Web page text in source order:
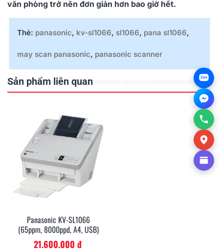
văn phòng trở nên đơn giản hơn bao giờ hết.
Thẻ: panasonic, kv-sl1066, sl1066, pana sl1066,
may scan panasonic, panasonic scanner
Sản phẩm liên quan
Panasonic KV-SL1066
(65ppm, 8000ppd, A4, USB)
21.600.000 đ
Zalo